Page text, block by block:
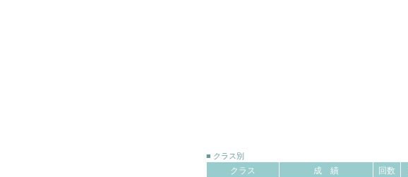
■ クラス別
クラス 成 績 回数